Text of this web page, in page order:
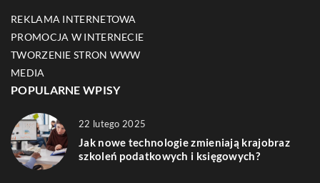
REKLAMA INTERNETOWA
PROMOCJA W INTERNECIE
TWORZENIE STRON WWW
MEDIA
POPULARNE WPISY
22 lutego 2025
Jak nowe technologie zmieniają krajobraz
szkoleń podatkowych i księgowych?